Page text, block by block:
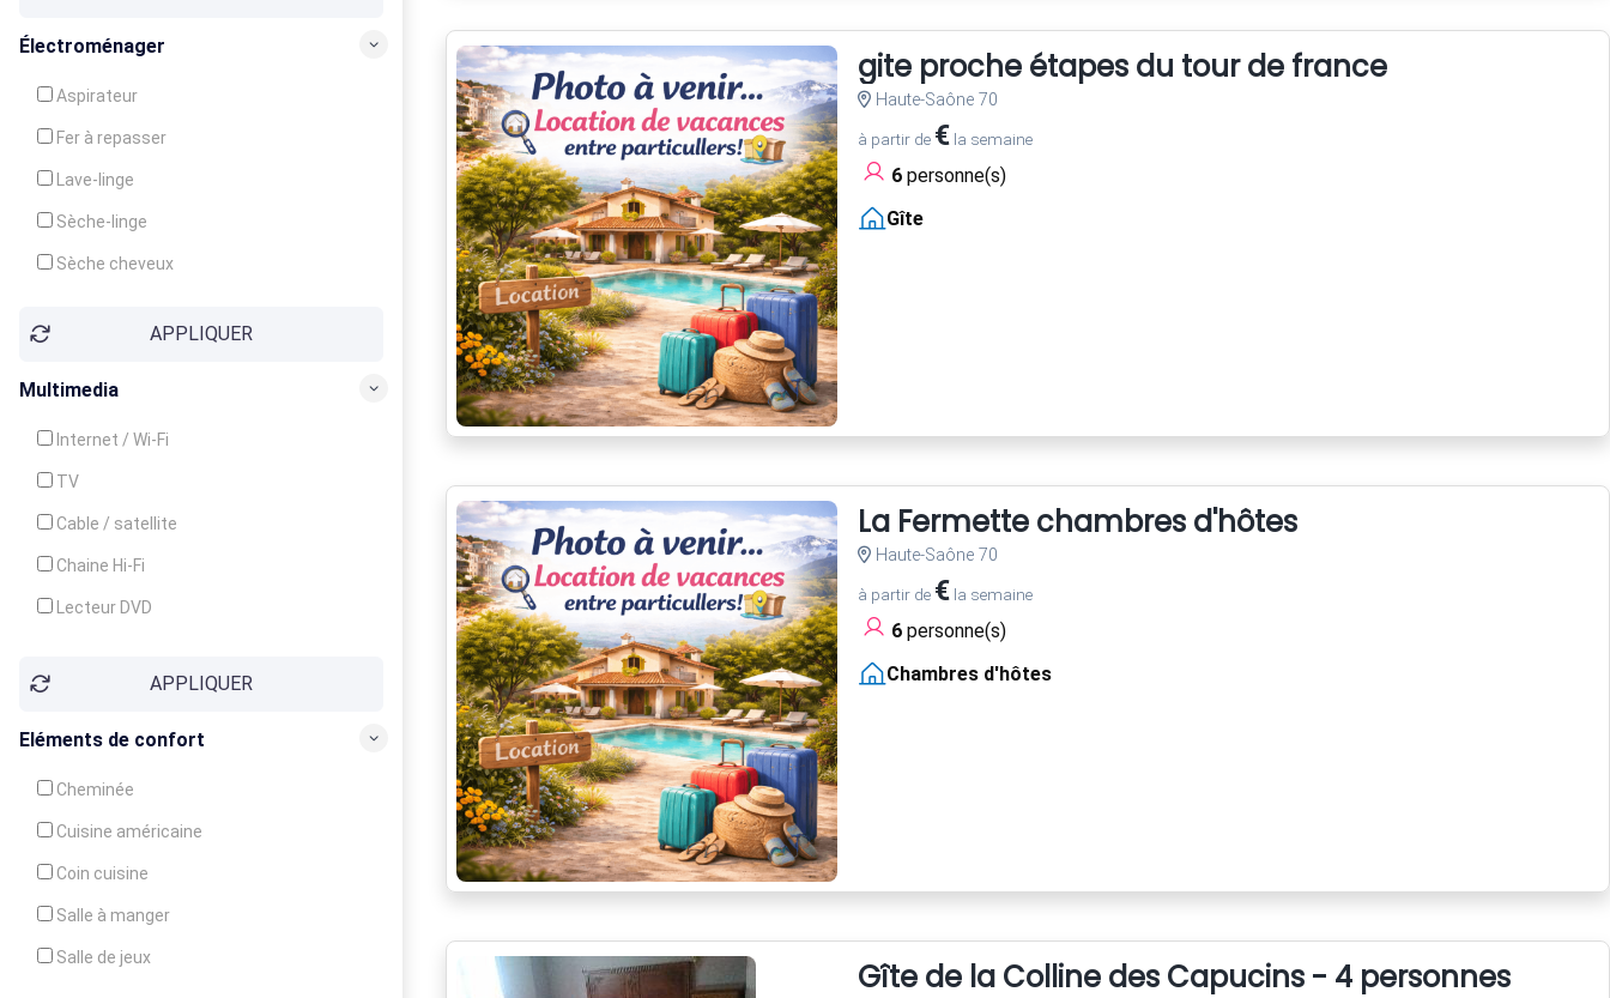
Congélateur
Électroménager
Aspirateur
Fer à repasser
Lave-linge
Sèche-linge
Sèche cheveux
APPLIQUER
Multimedia
Internet / Wi-Fi
TV
Cable / satellite
Chaine Hi-Fi
Lecteur DVD
APPLIQUER
Eléments de confort
Cheminée
Cuisine américaine
Coin cuisine
Salle à manger
Salle de jeux
gite proche étapes du tour de france
Haute-Saône 70
à partir de €la semaine
6personne(s)
Gîte
La Fermette chambres d'hôtes
Haute-Saône 70
à partir de €la semaine
6personne(s)
Chambres d'hôtes
Gîte de la Colline des Capucins - 4 personnes